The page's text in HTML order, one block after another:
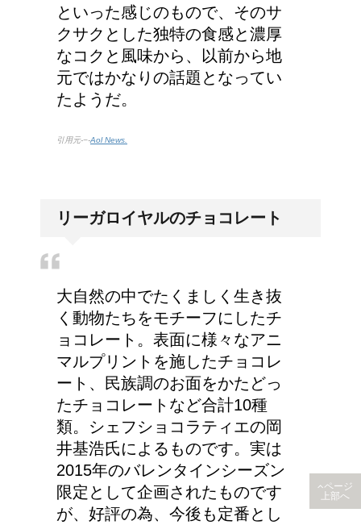
といった感じのもので、そのサ
クサクとした独特の食感と濃厚
なコクと風味から、以前から地
元ではかなりの話題となってい
たようだ。
引用元-−-Aol News.
リーガロイヤルのチョコレート
大自然の中でたくましく生き抜
く動物たちをモチーフにしたチ
ョコレート。表面に様々なアニ
マルプリントを施したチョコレ
ート、民族調のお面をかたどっ
たチョコレートなど合計10種
類。シェフショコラティエの岡
井基浩氏によるものです。実は
2015年のバレンタインシーズン
限定として企画されたものです
が、好評の為、今後も定番とし
ページ
上部へ